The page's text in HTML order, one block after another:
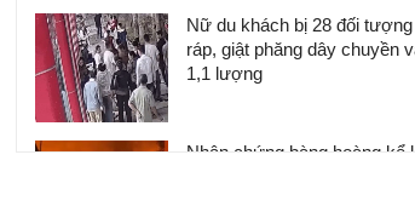
Nữ du khách bị 28 đối
ráp, giật phăng dây chuyền
1,1 lượng
Nhân chứng bàng hoàng kể